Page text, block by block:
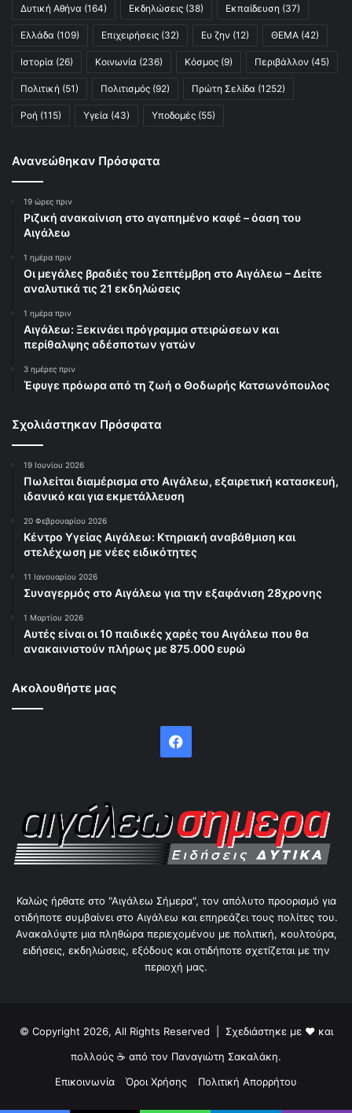
Δυτική Αθήνα (164) Εκδηλώσεις (38) Εκπαίδευση (37)
Ελλάδα (109) Επιχειρήσεις (32) Ευ ζην (12) ΘΕΜΑ (42)
Ιστορία (26) Κοινωνία (236) Κόσμος (9) Περιβάλλον (45)
Πολιτική (51) Πολιτισμός (92) Πρώτη Σελίδα (1252)
Ροή (115) Υγεία (43) Υποδομές (55)
Ανανεώθηκαν Πρόσφατα
19 ώρες πριν
Ριζική ανακαίνιση στο αγαπημένο καφέ – όαση του
Αιγάλεω
1 ημέρα πριν
Οι μεγάλες βραδιές του Σεπτέμβρη στο Αιγάλεω – Δείτε
αναλυτικά τις 21 εκδηλώσεις
1 ημέρα πριν
Αιγάλεω: Ξεκινάει πρόγραμμα στειρώσεων και
περίθαλψης αδέσποτων γατών
3 ημέρες πριν
Έφυγε πρόωρα από τη ζωή ο Θοδωρής Κατσωνόπουλος
Σχολιάστηκαν Πρόσφατα
19 Ιουνίου 2026
Πωλείται διαμέρισμα στο Αιγάλεω, εξαιρετική κατασκευή,
ιδανικό και για εκμετάλλευση
20 Φεβρουαρίου 2026
Κέντρο Υγείας Αιγάλεω: Κτηριακή αναβάθμιση και
στελέχωση με νέες ειδικότητες
11 Ιανουαρίου 2026
Συναγερμός στο Αιγάλεω για την εξαφάνιση 28χρονης
1 Μαρτίου 2026
Αυτές είναι οι 10 παιδικές χαρές του Αιγάλεω που θα
ανακαινιστούν πλήρως με 875.000 ευρώ
Ακολουθήστε μας
Facebook
Καλώς ήρθατε στο "Αιγάλεω Σήμερα", τον απόλυτο προορισμό για
οτιδήποτε συμβαίνει στο Αιγάλεω και επηρεάζει τους πολίτες του.
Ανακαλύψτε μια πληθώρα περιεχομένου με πολιτική, κουλτούρα,
ειδήσεις, εκδηλώσεις, εξόδους και οτιδήποτε σχετίζεται με την
περιοχή μας.
© Copyright 2026, All Rights Reserved | Σχεδιάστηκε με ❤ και
πολλούς ☕ από τον Παναγιώτη Σακαλάκη.
Επικοινωνία
Όροι Χρήσης Πολιτική Απορρήτου